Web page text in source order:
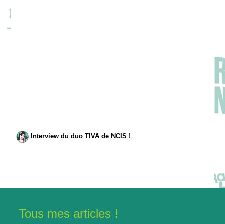
Interview du duo TIVA de NCIS !
Tous mes articles !